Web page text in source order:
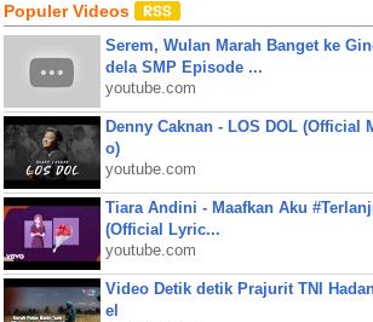
Populer Videos
Serem, Wulan Marah Banget ke
dela SMP Episode ...
youtube.com
Denny Caknan - LOS DOL (Official
o)
youtube.com
Tiara Andini - Maafkan Aku
(Official Lyric...
youtube.com
Video Detik detik Prajurit TNI
el